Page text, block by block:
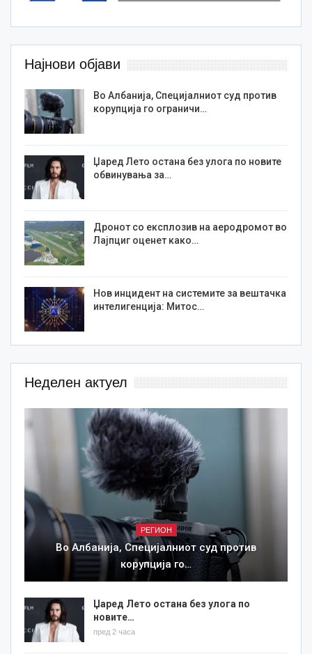
Најнови објави
Во Албанија, Специјалниот суд против
корупција го ограничи…
Џаред Лето остана без улога по новите
обвинувања за…
Дронот со експлозив на аеродромот во
Лајпциг оценет како…
Нов инцидент на системите за вештачка
интелигенција: Митос…
Неделен актуел
РЕГИОН
Во Албанија, Специјалниот суд против
корупција го…
Џаред Лето остана без улога по
новите…
пред 2 часа